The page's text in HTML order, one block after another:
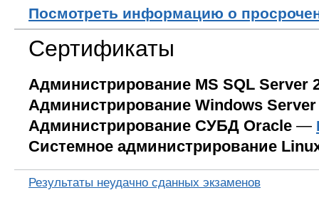
Посмотреть информацию о
Сертификаты
Администрирование MS SQL Server
Администрирование Windows Server
Администрирование СУБД Oracle —
Системное администрирование
Результаты неудачно сданных экзаменов